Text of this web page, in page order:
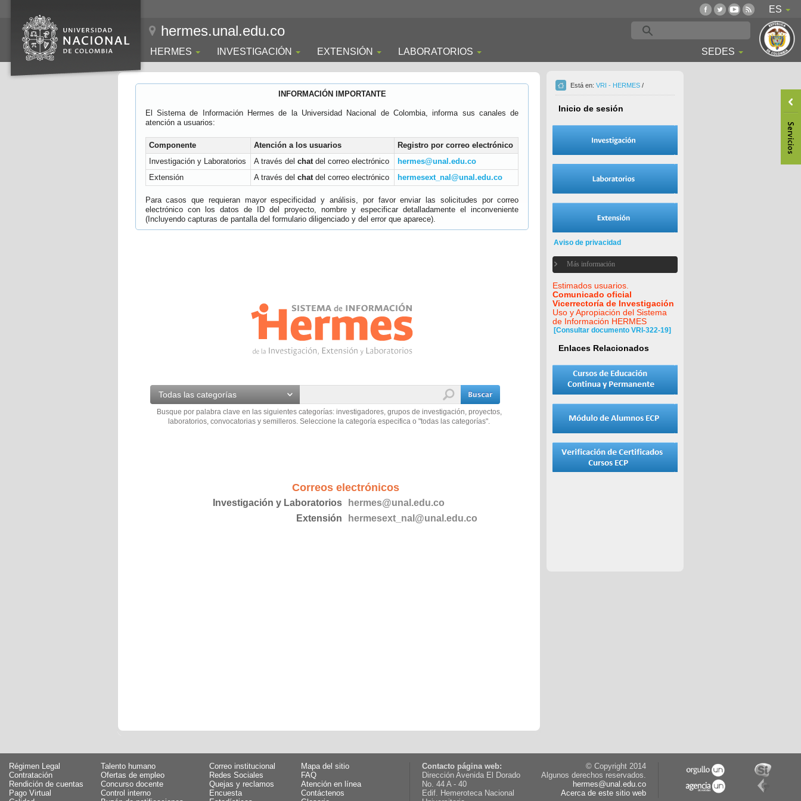
ES
hermes.unal.edu.co
HERMES INVESTIGACIÓN EXTENSIÓN LABORATORIOS SEDES
INFORMACIÓN IMPORTANTE
El Sistema de Información Hermes de la Universidad Nacional de Colombia, informa sus canales de
atención a usuarios:
Componente Atención a los usuarios
Registro por correo electrónico
Investigación y Laboratorios
A través del chatdel correo electrónico
hermes@unal.edu.co
Extensión
A través del chatdel correo electrónico hermesext_nal@unal.edu.co
Para casos que requieran mayor especificidad y análisis, por favor enviar las solicitudes por correo
electrónico con los datos de ID del proyecto, nombre y especificar detalladamente el inconveniente
(Incluyendo capturas de pantalla del formulario diligenciado y del error que aparece).
Todas las categorías
Busque por palabra clave en las siguientes categorías: investigadores, grupos de investigación, proyectos,
laboratorios, convocatorias y semilleros. Seleccione la categoría especifica o "todas las categorías".
Correos electrónicos
Investigación y Laboratorios
hermes@unal.edu.co
Extensión
hermesext_nal@unal.edu.co
Está en: VRI - HERMES /
Inicio de sesión
Aviso de privacidad
Más información
Estimados usuarios.
Comunicado oficial
Vicerrectoría de Investigación
Uso y Apropiación del Sistema
de Información HERMES
[Consultar documento VRI-322-19]
Enlaces Relacionados
Régimen Legal
Talento humano
Contratación
Ofertas de empleo
Rendición de cuentas
Concurso docente
Pago Virtual
Control interno
Correo institucional
Mapa del sitio
Redes Sociales
FAQ
Quejas y reclamos
Atención en línea
Encuesta
Contáctenos
Contacto página web:
Dirección Avenida El Dorado
No. 44 A - 40
Edif. Hemeroteca Nacional
© Copyright 2014
Algunos derechos reservados.
hermes@unal.edu.co
Acerca de este sitio web